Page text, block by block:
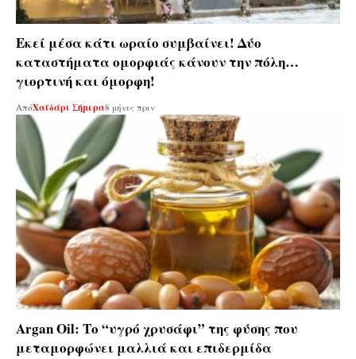
Εκεί μέσα κάτι ωραίο συμβαίνει! Δύο
καταστήματα ομορφιάς κάνουν την πόλη…
γιορτινή και όμορφη!
ΑπόΧαϊδάρι Σήμερα8 μήνες πριν
Argan Oil: Το “υγρό χρυσάφι” της φύσης που
μεταμορφώνει μαλλιά και επιδερμίδα